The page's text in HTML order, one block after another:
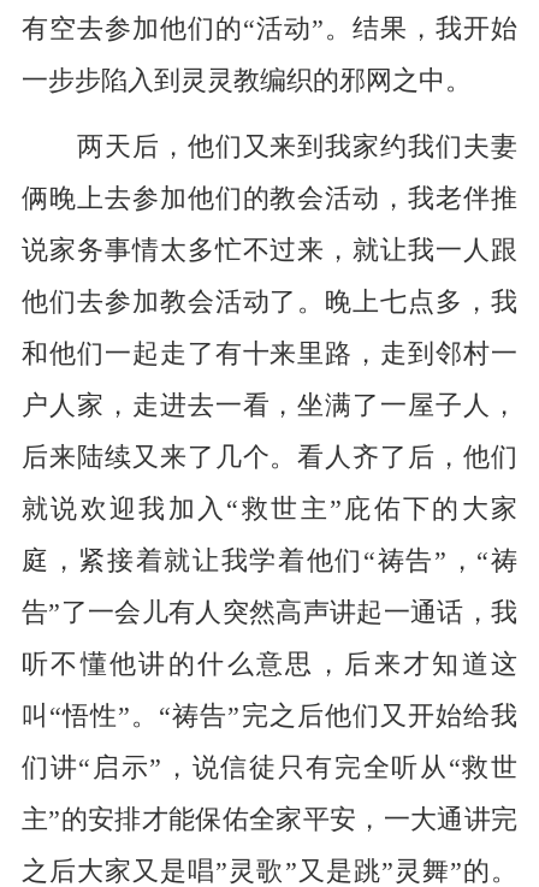
有空去参加他们的“活动”。结果，我开始
一步步陷入到灵灵教编织的邪网之中。
两天后，他们又来到我家约我们夫妻
俩晚上去参加他们的教会活动，我老伴推
说家务事情太多忙不过来，就让我一人跟
他们去参加教会活动了。晚上七点多，我
和他们一起走了有十来里路，走到邻村一
户人家，走进去一看，坐满了一屋子人，
后来陆续又来了几个。看人齐了后，他们
就说欢迎我加入“救世主”庇佑下的大家
庭，紧接着就让我学着他们“祷告”，“祷
告”了一会儿有人突然高声讲起一通话，我
听不懂他讲的什么意思，后来才知道这
叫“悟性”。“祷告”完之后他们又开始给我
们讲“启示”，说信徒只有完全听从“救世
主”的安排才能保佑全家平安，一大通讲完
之后大家又是唱”灵歌”又是跳”灵舞”的。